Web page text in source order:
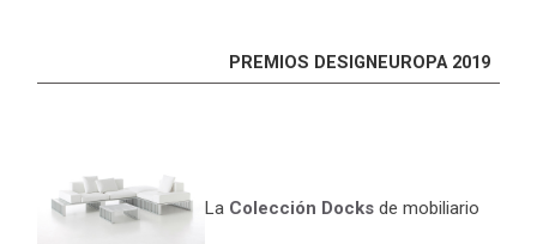
PREMIOS DESIGNEUROPA 2019
La Colección Docks de mobiliario